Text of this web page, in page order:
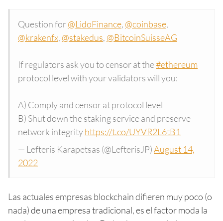
Question for@LidoFinance, @coinbase,
@krakenfx, @stakedus, @BitcoinSuisseAG
If regulators ask you to censor at the#ethereum
protocol level with your validators will you:
A) Comply and censor at protocol level
B) Shut down the staking service and preserve
network integrityhttps://t.co/UYVR2L6tB1
— Lefteris Karapetsas (@LefterisJP)August 14,
2022
Las actuales empresas blockchain difieren muy poco (o
nada) de una empresa tradicional, es el factor moda la